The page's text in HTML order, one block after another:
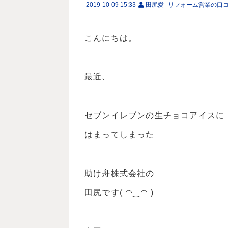
2019-10-09 15:33 田尻愛 リフォーム営業の口
こんにちは。
最近、
セブンイレブンの生チョコアイスに
はまってしまった
助け舟株式会社の
田尻です( ◠‿◠ )